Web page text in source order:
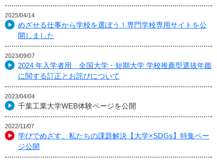
2025/04/14
めざせる仕事から学校を選ぼう！専門学校専用サイトを公
開しました
2023/09/07
2024 年入学者用 全国大学・短期大学 学校推薦型選抜年鑑
に関する訂正とお詫びについて
2023/04/04
千葉工業大学WEB体験ページを公開
2022/11/07
学びでめざす、私たちの課題解決【大学×SDGs】特集ペー
ジ公開